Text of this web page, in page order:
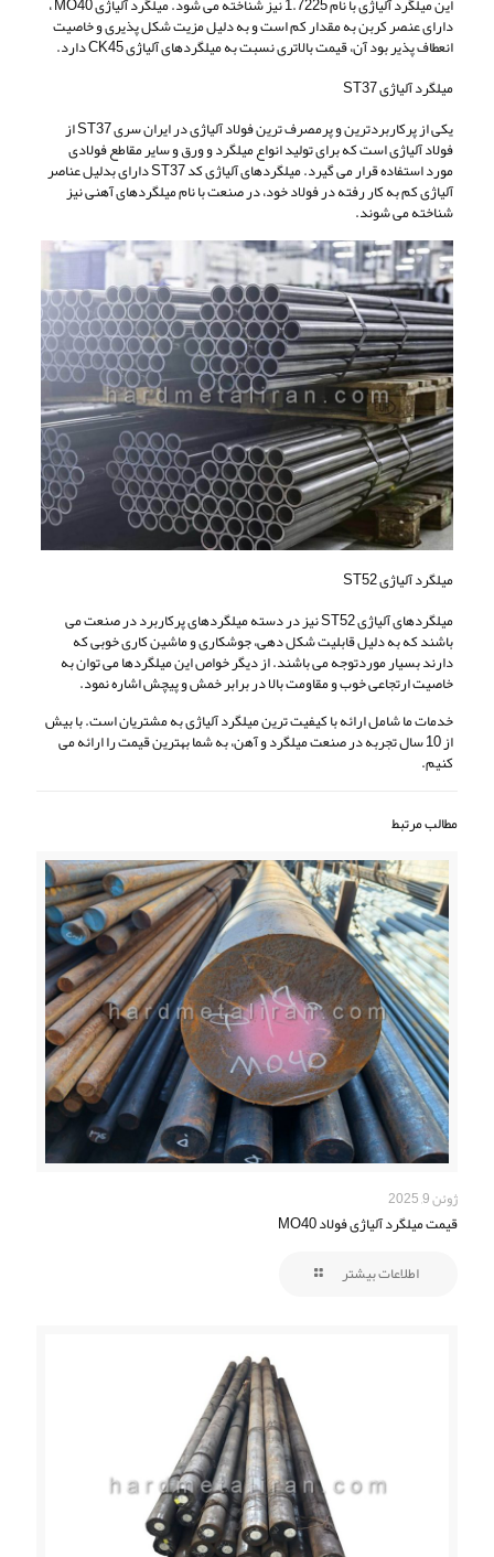
دارای عنصر کربن به مقدار کم است و به دلیل مزیت شکل پذیری و خاصیت
انعطاف پذیر بود آن، قیمت بالاتری نسبت به میلگردهای آلیاژی CK45 دارد.
میلگرد آلیاژی ST37
یکی از پرکاربردترین و پرمصرف ترین فولاد آلیاژی در ایران سری ST37 از
فولاد آلیاژی است که برای تولید انواع میلگرد و ورق و سایر مقاطع فولادی
مورد استفاده قرار می گیرد. میلگردهای آلیاژی کد ST37 دارای بدلیل عناصر
آلیاژی کم به کار رفته در فولاد خود، در صنعت با نام میلگردهای آهنی نیز
شناخته می شوند.
میلگرد آلیاژی ST52
میلگردهای آلیاژی ST52 نیز در دسته میلگردهای پرکاربرد در صنعت می
باشند که به دلیل قابلیت شکل دهی، جوشکاری و ماشین کاری خوبی که
دارند بسیار موردتوجه می باشند. از دیگر خواص این میلگردها می توان به
خاصیت ارتجاعی خوب و مقاومت بالا در برابر خمش و پیچش اشاره نمود.
خدمات ما شامل ارائه با کیفیت ترین میلگرد آلیاژی به مشتریان است. با بیش
از 10 سال تجربه در صنعت میلگرد و آهن، به شما بهترین قیمت را ارائه می
کنیم.
مطالب مرتبط
ژوئن 9, 2025
قیمت میلگرد آلیاژی فولاد MO40
اطلاعات بیشتر